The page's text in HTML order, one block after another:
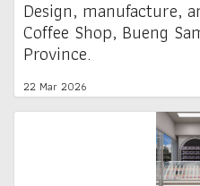
Design, manufacture,
Coffee Shop, Bueng
Province.
22 Mar 2026